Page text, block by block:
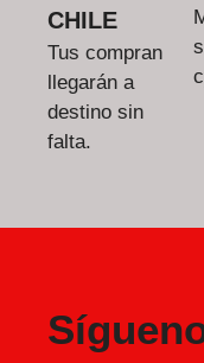
CHILE
Tus compran
llegarán a
destino sin
falta.